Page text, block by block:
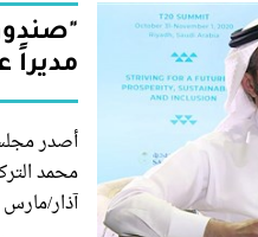
مديراً
أصدر
محمد
آذار/مارس 2029.